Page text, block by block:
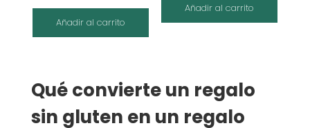
Añadir al carrito
Añadir al carrito
Qué convierte un regalo
sin gluten en un regalo